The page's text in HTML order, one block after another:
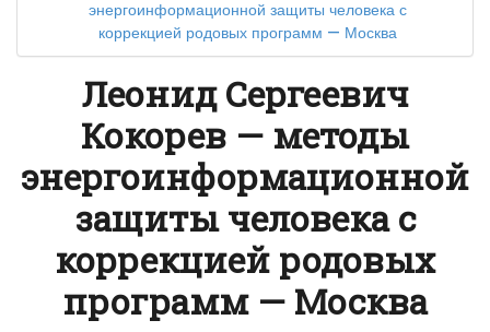
энергоинформационной защиты человека с
коррекцией родовых программ — Москва
Леонид Сергеевич
Кокорев — методы
энергоинформационной
защиты человека с
коррекцией родовых
программ — Москва